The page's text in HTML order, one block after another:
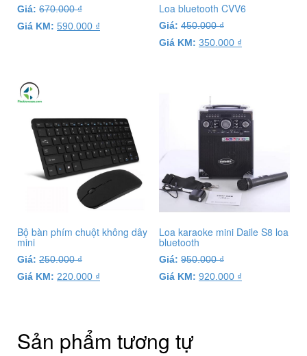
Giá: 670.000₫
Giá KM: 590.000 ₫
Loa bluetooth CVV6
Giá: 450.000₫
Giá KM: 350.000 ₫
Bộ bàn phím chuột không dây
mini
Giá: 250.000₫
Giá KM: 220.000 ₫
Loa karaoke mini Daile S8 loa
bluetooth
Giá: 950.000₫
Giá KM: 920.000 ₫
Sản phẩm tương tự